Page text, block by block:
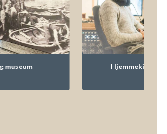
Hjemmekino og lydstudio